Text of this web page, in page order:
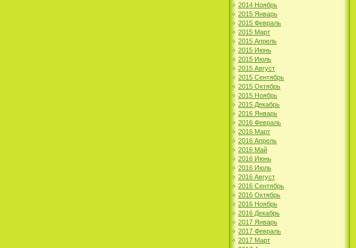
2014 Ноябрь
2015 Январь
2015 Февраль
2015 Март
2015 Апрель
2015 Июнь
2015 Июль
2015 Август
2015 Сентябрь
2015 Октябрь
2015 Ноябрь
2015 Декабрь
2016 Январь
2016 Февраль
2016 Март
2016 Апрель
2016 Май
2016 Июнь
2016 Июль
2016 Август
2016 Сентябрь
2016 Октябрь
2016 Ноябрь
2016 Декабрь
2017 Январь
2017 Февраль
2017 Март